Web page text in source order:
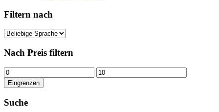
Filtern nach
Nach Preis filtern
Min.
Preis
Max.
Preis
Eingrenzen
Suche